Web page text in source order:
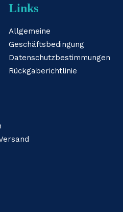
Links
Allgemeine
Geschäftsbedingung
Datenschutzbestimmungen
Rückgaberichtlinie